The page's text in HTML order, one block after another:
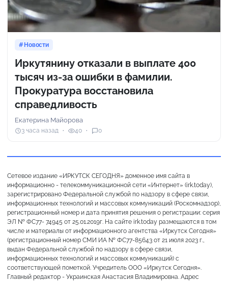
Новости
Иркутянину отказали в выплате 400
тысяч из-за ошибки в фамилии.
Прокуратура восстановила
справедливость
Екатерина Майорова
3 часа назад 40 0
Сетевое издание «ИРКУТСК СЕГОДНЯ» доменное имя сайта в
информационно - телекоммуникационной сети «Интернет» (irk.today),
зарегистрировано Федеральной службой по надзору в сфере связи,
информационных технологий и массовых коммуникаций (Роскомнадзор),
регистрационный номер и дата принятия решения о регистрации: серия
ЭЛ № ФС77- 74945 от 25.01.2019г. На сайте irk.today размещаются в том
числе и материалы от информационного агентства «Иркутск Сегодня»
(регистрационный номер СМИ ИА № ФС77-85643 от 21 июля 2023 г.,
выдан Федеральной службой по надзору в сфере связи,
информационных технологий и массовых коммуникаций) с
соответствующей пометкой. Учредитель ООО «Иркутск Сегодня».
Главный редактор - Украинская Анастасия Владимировна. Адрес